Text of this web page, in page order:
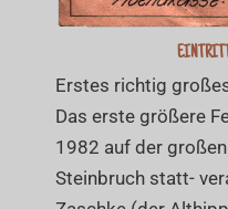
Erstes richtig
Das erste größere
1982 auf der
Steinbruch statt-